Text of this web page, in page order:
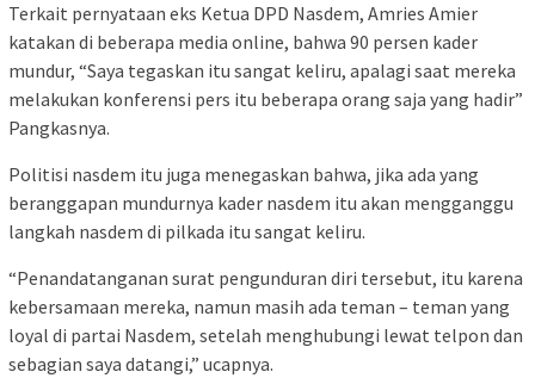
Terkait pernyataan eks Ketua DPD Nasdem, Amries Amier
katakan di beberapa media online, bahwa 90 persen kader
mundur, “Saya tegaskan itu sangat keliru, apalagi saat mereka
melakukan konferensi pers itu beberapa orang saja yang hadir”
Pangkasnya.
Politisi nasdem itu juga menegaskan bahwa, jika ada yang
beranggapan mundurnya kader nasdem itu akan mengganggu
langkah nasdem di pilkada itu sangat keliru.
“Penandatanganan surat pengunduran diri tersebut, itu karena
kebersamaan mereka, namun masih ada teman – teman yang
loyal di partai Nasdem, setelah menghubungi lewat telpon dan
sebagian saya datangi,” ucapnya.